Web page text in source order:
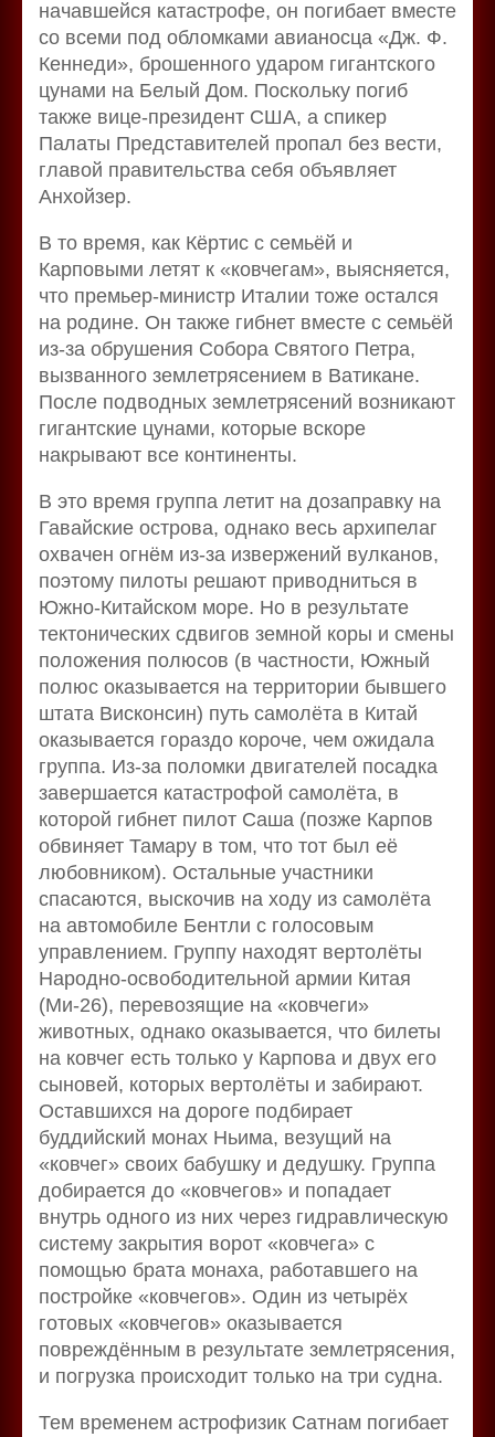
начавшейся катастрофе, он погибает вместе
со всеми под обломками авианосца «Дж. Ф.
Кеннеди», брошенного ударом гигантского
цунами на Белый Дом. Поскольку погиб
также вице-президент США, а спикер
Палаты Представителей пропал без вести,
главой правительства себя объявляет
Анхойзер.
В то время, как Кёртис с семьёй и
Карповыми летят к «ковчегам», выясняется,
что премьер-министр Италии тоже остался
на родине. Он также гибнет вместе с семьёй
из-за обрушения Собора Святого Петра,
вызванного землетрясением в Ватикане.
После подводных землетрясений возникают
гигантские цунами, которые вскоре
накрывают все континенты.
В это время группа летит на дозаправку на
Гавайские острова, однако весь архипелаг
охвачен огнём из-за извержений вулканов,
поэтому пилоты решают приводниться в
Южно-Китайском море. Но в результате
тектонических сдвигов земной коры и смены
положения полюсов (в частности, Южный
полюс оказывается на территории бывшего
штата Висконсин) путь самолёта в Китай
оказывается гораздо короче, чем ожидала
группа. Из-за поломки двигателей посадка
завершается катастрофой самолёта, в
которой гибнет пилот Саша (позже Карпов
обвиняет Тамару в том, что тот был её
любовником). Остальные участники
спасаются, выскочив на ходу из самолёта
на автомобиле Бентли с голосовым
управлением. Группу находят вертолёты
Народно-освободительной армии Китая
(Ми-26), перевозящие на «ковчеги»
животных, однако оказывается, что билеты
на ковчег есть только у Карпова и двух его
сыновей, которых вертолёты и забирают.
Оставшихся на дороге подбирает
буддийский монах Ньима, везущий на
«ковчег» своих бабушку и дедушку. Группа
добирается до «ковчегов» и попадает
внутрь одного из них через гидравлическую
систему закрытия ворот «ковчега» с
помощью брата монаха, работавшего на
постройке «ковчегов». Один из четырёх
готовых «ковчегов» оказывается
повреждённым в результате землетрясения,
и погрузка происходит только на три судна.
Тем временем астрофизик Сатнам погибает